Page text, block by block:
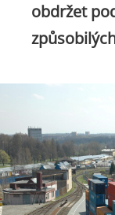
obdržet